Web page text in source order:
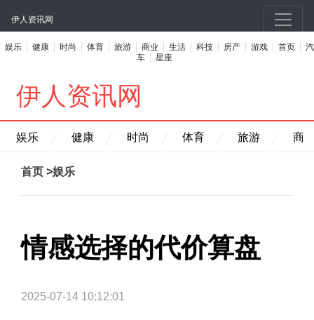
伊人资讯网
娱乐 健康 时尚 体育 旅游 商业 生活 科技 房产 游戏 首页
汽
车
星座
伊人资讯网
娱乐 健康 时尚 体育 旅游 商
首页 >娱乐
情感选择的代价算盘
2025-07-14 10:12:01